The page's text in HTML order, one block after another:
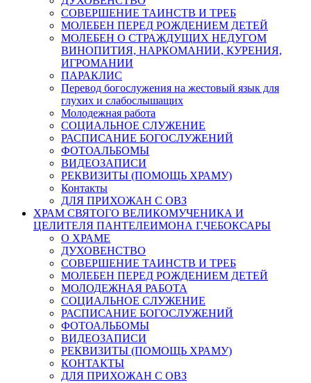
СОВЕРШЕНИЕ ТАИНСТВ И ТРЕБ
МОЛЕБЕН ПЕРЕД РОЖДЕНИЕМ ДЕТЕЙ
МОЛЕБЕН О СТРАЖДУЩИХ НЕДУГОМ
ВИНОПИТИЯ, НАРКОМАНИИ, КУРЕНИЯ,
ИГРОМАНИИ
ПАРАКЛИС
Перевод богослужения на жестовый язык для
глухих и слабослышащих
Молодежная работа
СОЦИАЛЬНОЕ СЛУЖЕНИЕ
РАСПИСАНИЕ БОГОСЛУЖЕНИЙ
ФОТОАЛЬБОМЫ
ВИДЕОЗАПИСИ
РЕКВИЗИТЫ (ПОМОЩЬ ХРАМУ)
Контакты
ДЛЯ ПРИХОЖАН С ОВЗ
ХРАМ СВЯТОГО ВЕЛИКОМУЧЕНИКА И
ЦЕЛИТЕЛЯ ПАНТЕЛЕИМОНА Г.ЧЕБОКСАРЫ
О ХРАМЕ
ДУХОВЕНСТВО
СОВЕРШЕНИЕ ТАИНСТВ И ТРЕБ
МОЛЕБЕН ПЕРЕД РОЖДЕНИЕМ ДЕТЕЙ
МОЛОДЕЖНАЯ РАБОТА
СОЦИАЛЬНОЕ СЛУЖЕНИЕ
РАСПИСАНИЕ БОГОСЛУЖЕНИЙ
ФОТОАЛЬБОМЫ
ВИДЕОЗАПИСИ
РЕКВИЗИТЫ (ПОМОЩЬ ХРАМУ)
КОНТАКТЫ
ДЛЯ ПРИХОЖАН С ОВЗ